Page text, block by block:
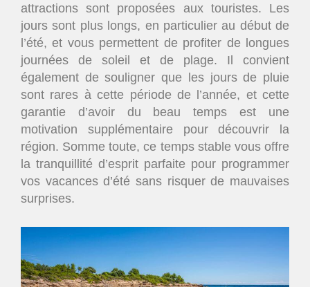
attractions sont proposées aux touristes. Les
jours sont plus longs, en particulier au début de
l’été, et vous permettent de profiter de longues
journées de soleil et de plage. Il convient
également de souligner que les jours de pluie
sont rares à cette période de l’année, et cette
garantie d’avoir du beau temps est une
motivation supplémentaire pour découvrir la
région. Somme toute, ce temps stable vous offre
la tranquillité d’esprit parfaite pour programmer
vos vacances d’été sans risquer de mauvaises
surprises.